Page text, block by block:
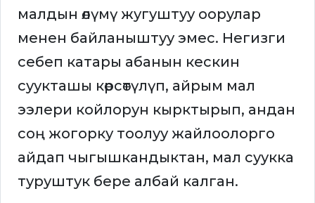
малдын өлүмү жугуштуу оорулар
менен байланыштуу эмес. Негизги
себеп катары абанын кескин
суукташы көрсөтүлүп, айрым мал
ээлери койлорун кырктырып, андан
соң жогорку тоолуу жайлоолорго
айдап чыгышкандыктан, мал суукка
туруштук бере албай калган.